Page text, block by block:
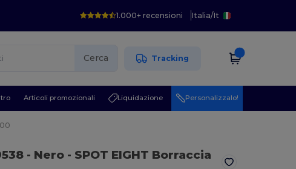
1.000+ recensioni Italia/It
Cerca Tracking
Articoli promozionali Liquidazione Personalizzalo!
- Nero- SPOT EIGHT Borraccia